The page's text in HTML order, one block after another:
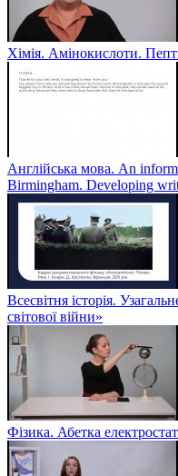
Хімія. Амінокислоти.
Англійська мова. An
Birmingham. Developing
Всесвітня історія.
світової війни»
Фізика. Абетка